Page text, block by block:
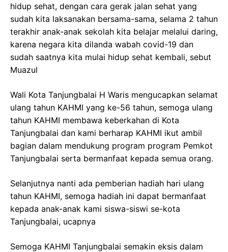
hidup sehat, dengan cara gerak jalan sehat yang
sudah kita laksanakan bersama-sama, selama 2 tahun
terakhir anak-anak sekolah kita belajar melalui daring,
karena negara kita dilanda wabah covid-19 dan
sudah saatnya kita mulai hidup sehat kembali, sebut
Muazul
Wali Kota Tanjungbalai H Waris mengucapkan selamat
ulang tahun KAHMI yang ke-56 tahun, semoga ulang
tahun KAHMI membawa keberkahan di Kota
Tanjungbalai dan kami berharap KAHMI ikut ambil
bagian dalam mendukung program program Pemkot
Tanjungbalai serta bermanfaat kepada semua orang.
Selanjutnya nanti ada pemberian hadiah hari ulang
tahun KAHMI, semoga hadiah ini dapat bermanfaat
kepada anak-anak kami siswa-siswi se-kota
Tanjungbalai, ucapnya
Semoga KAHMI Tanjungbalai semakin eksis dalam